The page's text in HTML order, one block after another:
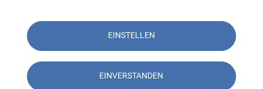
EINSTELLEN
EINVERSTANDEN